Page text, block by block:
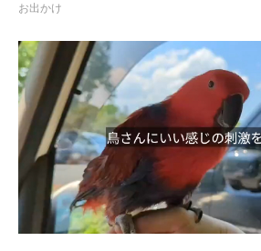
お出かけ